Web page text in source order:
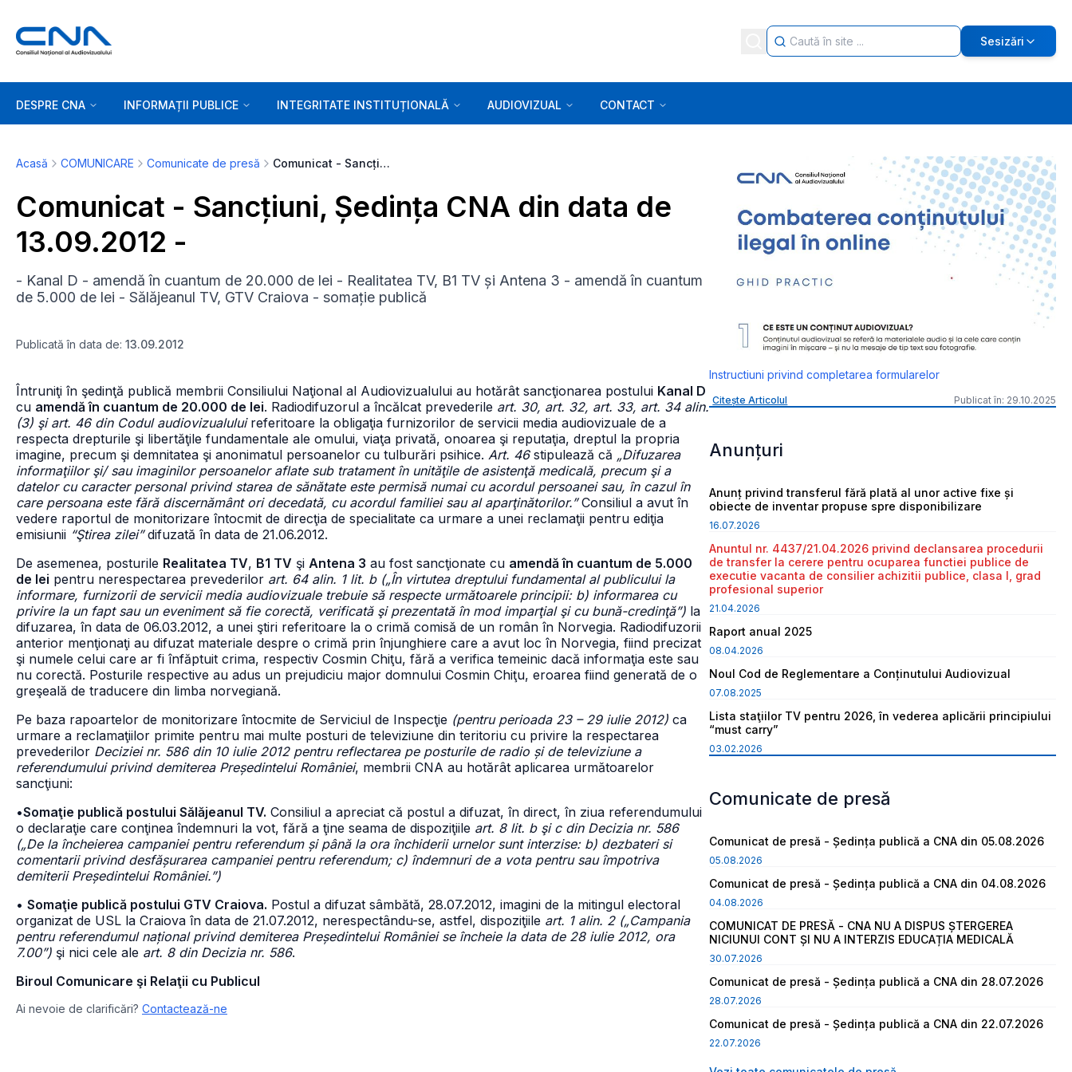
Sesizări
DESPRE CNA INFORMAȚII PUBLICE INTEGRITATE INSTITUȚIONALĂ AUDIOVIZUAL CONTACT
Acasă COMUNICARE Comunicate de presă Comunicat - Sancțiuni, Ședința CNA din data de 13.09.2012 -
Comunicat - Sancțiuni, Ședința CNA din data de
13.09.2012 -
- Kanal D - amendă în cuantum de 20.000 de lei - Realitatea TV, B1 TV și Antena 3 - amendă în cuantum
de 5.000 de lei - Sălăjeanul TV, GTV Craiova - somație publică
Publicată în data de: 13.09.2012
Întruniţi în şedinţă publică membrii Consiliului Naţional al Audiovizualului au hotărât sancţionarea postului Kanal D
cu amendă în cuantum de 20.000 de lei. Radiodifuzorul a încălcat prevederile art. 30, art. 32, art. 33, art. 34 alin.
(3) şi art. 46 din Codul audiovizualuluireferitoare la obligaţia furnizorilor de servicii media audiovizuale de a
respecta drepturile şi libertăţile fundamentale ale omului, viaţa privată, onoarea şi reputaţia, dreptul la propria
imagine, precum şi demnitatea şi anonimatul persoanelor cu tulburări psihice. Art. 46stipulează că „Difuzarea
informaţiilor şi/ sau imaginilor persoanelor aflate sub tratament în unităţile de asistenţă medicală, precum şi a
datelor cu caracter personal privind starea de sănătate este permisă numai cu acordul persoanei sau, în cazul în
care persoana este fără discernământ ori decedată, cu acordul familiei sau al aparţinătorilor.”Consiliul a avut în
vedere raportul de monitorizare întocmit de direcţia de specialitate ca urmare a unei reclamaţii pentru ediţia
emisiunii “Ştirea zilei”difuzată în data de 21.06.2012.
De asemenea, posturile Realitatea TV, B1 TV şi Antena 3 au fost sancţionate cu amendă în cuantum de 5.000
de lei pentru nerespectarea prevederilor art. 64 alin. 1 lit. b („În virtutea dreptului fundamental al publicului la
informare, furnizorii de servicii media audiovizuale trebuie să respecte următoarele principii: b) informarea cu
privire la un fapt sau un eveniment să fie corectă, verificată şi prezentată în mod imparţial şi cu bună-credinţă”) la
difuzarea, în data de 06.03.2012, a unei ştiri referitoare la o crimă comisă de un român în Norvegia. Radiodifuzorii
anterior menţionaţi au difuzat materiale despre o crimă prin înjunghiere care a avut loc în Norvegia, fiind precizat
şi numele celui care ar fi înfăptuit crima, respectiv Cosmin Chiţu, fără a verifica temeinic dacă informaţia este sau
nu corectă. Posturile respective au adus un prejudiciu major domnului Cosmin Chiţu, eroarea fiind generată de o
greşeală de traducere din limba norvegiană.
Pe baza rapoartelor de monitorizare întocmite de Serviciul de Inspecţie (pentru perioada 23 – 29 iulie 2012) ca
urmare a reclamaţiilor primite pentru mai multe posturi de televiziune din teritoriu cu privire la respectarea
prevederilor Deciziei nr. 586 din 10 iulie 2012 pentru reflectarea pe posturile de radio și de televiziune a
referendumului privind demiterea Președintelui României, membrii CNA au hotărât aplicarea următoarelor
sancţiuni:
•Somaţie publică postului Sălăjeanul TV. Consiliul a apreciat că postul a difuzat, în direct, în ziua referendumului
o declaraţie care conţinea îndemnuri la vot, fără a ţine seama de dispoziţiile art. 8 lit. b şi c din Decizia nr. 586
(„De la încheierea campaniei pentru referendum și până la ora închiderii urnelor sunt interzise: b) dezbateri si
comentarii privind desfășurarea campaniei pentru referendum; c) îndemnuri de a vota pentru sau împotriva
demiterii Președintelui României.”)
• Somaţie publică postului GTV Craiova. Postul a difuzat sâmbătă, 28.07.2012, imagini de la mitingul electoral
organizat de USL la Craiova în data de 21.07.2012, nerespectându-se, astfel, dispoziţiile art. 1 alin. 2 („Campania
pentru referendumul național privind demiterea Președintelui României se încheie la data de 28 iulie 2012, ora
7.00”) şi nici cele ale art. 8 din Decizia nr. 586.
Biroul Comunicare şi Relaţii cu Publicul
Ai nevoie de clarificări? Contactează-ne
Instructiuni privind completarea formularelor
Citește Articolul Publicat în: 29.10.2025
Anunțuri
Anunț privind transferul fără plată al unor active fixe și
obiecte de inventar propuse spre disponibilizare
16.07.2026
Anuntul nr. 4437/21.04.2026 privind declansarea procedurii
de transfer la cerere pentru ocuparea functiei publice de
executie vacanta de consilier achizitii publice, clasa I, grad
profesional superior
21.04.2026
Raport anual 2025
08.04.2026
Noul Cod de Reglementare a Conținutului Audiovizual
07.08.2025
Lista staţiilor TV pentru 2026, în vederea aplicării principiului
“must carry”
03.02.2026
Comunicate de presă
Comunicat de presă - Ședința publică a CNA din 05.08.2026
05.08.2026
Comunicat de presă - Ședința publică a CNA din 04.08.2026
04.08.2026
COMUNICAT DE PRESĂ - CNA NU A DISPUS ȘTERGEREA
NICIUNUI CONT ȘI NU A INTERZIS EDUCAȚIA MEDICALĂ
30.07.2026
Comunicat de presă - Ședința publică a CNA din 28.07.2026
28.07.2026
Comunicat de presă - Ședința publică a CNA din 22.07.2026
22.07.2026